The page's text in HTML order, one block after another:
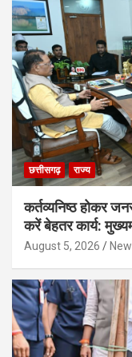
छत्तीसगढ़ राज्य
कर्तव्यनिष्ठ होकर
करें बेहतर कार्य:
August 5, 2026